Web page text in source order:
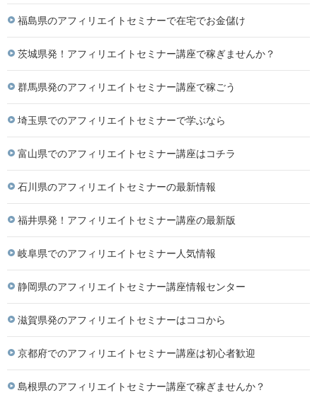
福島県のアフィリエイトセミナーで在宅でお金儲け
茨城県発！アフィリエイトセミナー講座で稼ぎませんか？
群馬県発のアフィリエイトセミナー講座で稼ごう
埼玉県でのアフィリエイトセミナーで学ぶなら
富山県でのアフィリエイトセミナー講座はコチラ
石川県のアフィリエイトセミナーの最新情報
福井県発！アフィリエイトセミナー講座の最新版
岐阜県でのアフィリエイトセミナー人気情報
静岡県のアフィリエイトセミナー講座情報センター
滋賀県発のアフィリエイトセミナーはココから
京都府でのアフィリエイトセミナー講座は初心者歓迎
島根県のアフィリエイトセミナー講座で稼ぎませんか？